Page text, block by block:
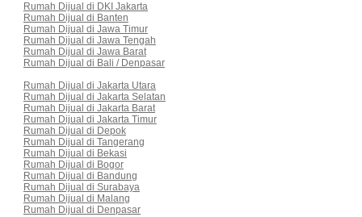
Rumah Dijual di DKI Jakarta
Rumah Dijual di Banten
Rumah Dijual di Jawa Timur
Rumah Dijual di Jawa Tengah
Rumah Dijual di Jawa Barat
Rumah Dijual di Bali / Denpasar
Rumah Dijual di Jakarta Utara
Rumah Dijual di Jakarta Selatan
Rumah Dijual di Jakarta Barat
Rumah Dijual di Jakarta Timur
Rumah Dijual di Depok
Rumah Dijual di Tangerang
Rumah Dijual di Bekasi
Rumah Dijual di Bogor
Rumah Dijual di Bandung
Rumah Dijual di Surabaya
Rumah Dijual di Malang
Rumah Dijual di Denpasar